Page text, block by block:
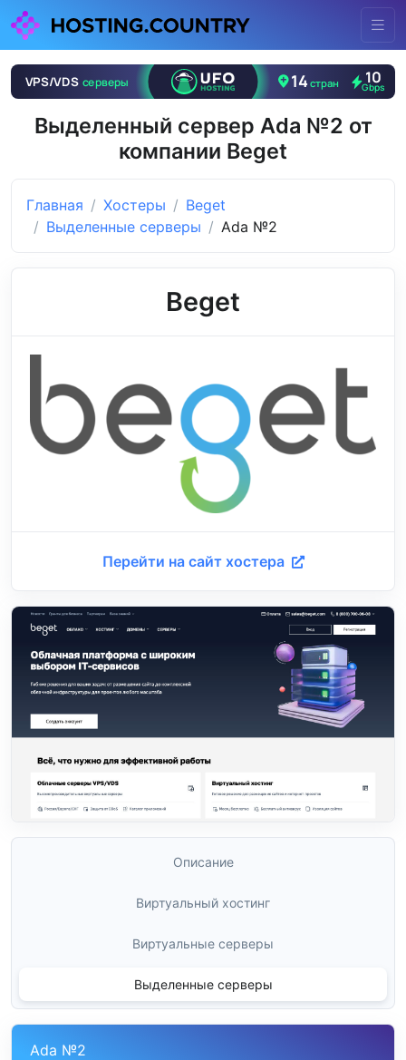
Выделенный сервер Ada №2 от
компании Beget
Главная Хостеры
Beget
Выделенные серверы
Ada №2
Beget
Перейти на сайт хостера
Описание
Виртуальный хостинг
Виртуальные серверы
Выделенные серверы
Ada №2